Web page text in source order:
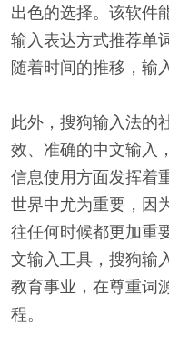
出色的选择。该软件
输入表达方式推荐单
随着时间的推移，输
此外，搜狗输入法的
效、准确的中文输入
信息使用方面发挥着
世界中尤为重要，因
往任何时候都更加重
文输入工具，搜狗输
教育事业，在尊重词
程。